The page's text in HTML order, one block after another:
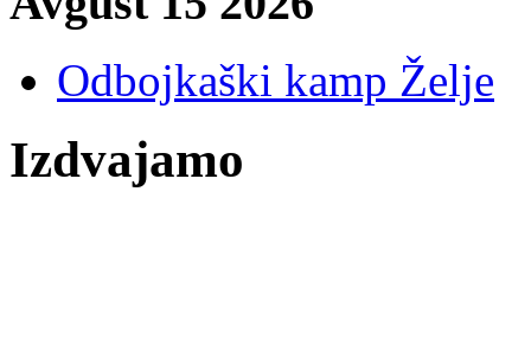
Odbojkaški kamp Želje
Izdvajamo